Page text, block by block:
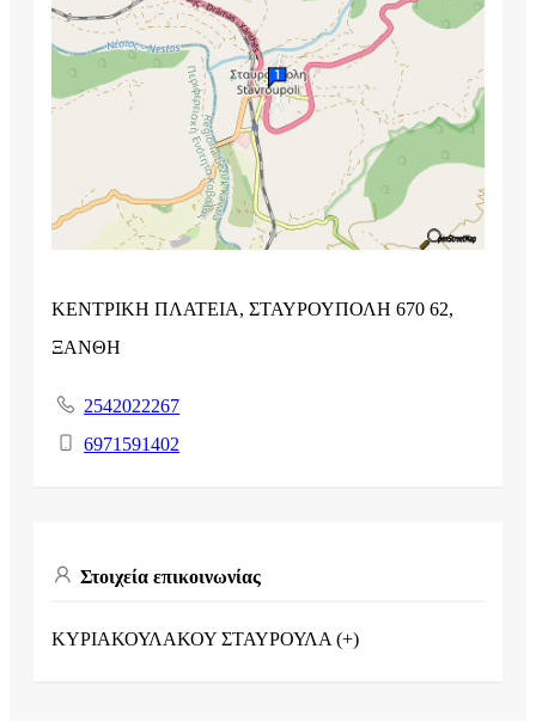
ΚΕΝΤΡΙΚΗ ΠΛΑΤΕΙΑ, ΣΤΑΥΡΟΥΠΟΛΗ 670 62,
ΞΑΝΘΗ
2542022267
6971591402
Στοιχεία επικοινωνίας
ΚΥΡΙΑΚΟΥΛΑΚΟΥ ΣΤΑΥΡΟΥΛΑ (+)